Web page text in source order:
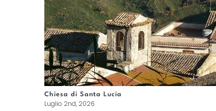
Chiesa di Santa Lucia
Luglio 2nd, 2026